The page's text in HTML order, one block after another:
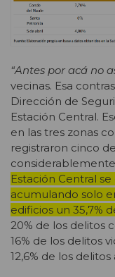
“Antes por acá no
vecinas. Esa
Dirección de
Estación Central.
en las tres zonas
registraron cinco
Estación Central
acumulando solo
edificios un 35,7%
20% de los delitos
16% de los delitos
12,6% de los